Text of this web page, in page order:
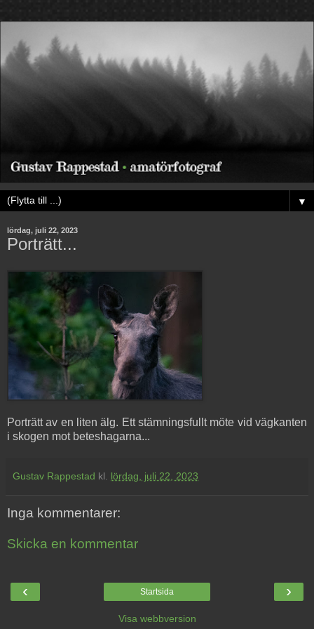
▼
lördag, juli 22, 2023
Porträtt...
Porträtt av en liten älg. Ett stämningsfullt möte vid vägkanten
i skogen mot beteshagarna...
Gustav Rappestad kl. lördag, juli 22, 2023
Inga kommentarer:
Skicka en kommentar
‹ ›
Startsida
Visa webbversion